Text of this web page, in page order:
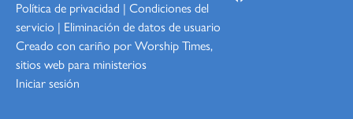
Política de privacidad | Condiciones del
servicio | Eliminación de datos de usuario
Creado con cariño por Worship Times,
sitios web para ministerios
Iniciar sesión